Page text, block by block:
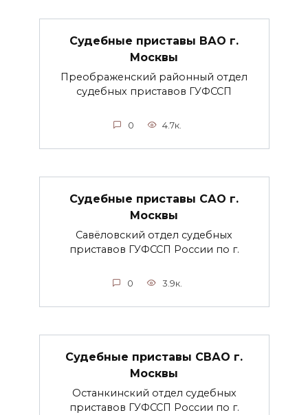
Судебные приставы ВАО г.
Москвы
Преображенский районный отдел
судебных приставов ГУФССП
0 4.7к.
Судебные приставы САО г.
Москвы
Савёловский отдел судебных
приставов ГУФССП России по г.
0 3.9к.
Судебные приставы СВАО г.
Москвы
Останкинский отдел судебных
приставов ГУФССП России по г.